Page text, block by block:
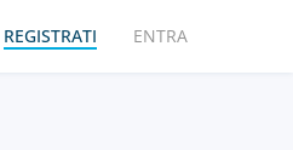
REGISTRATI ENTRA